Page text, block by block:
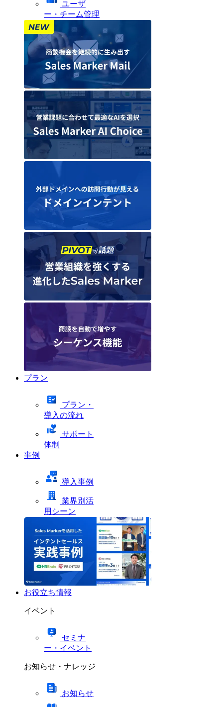
ユーザ
ー・チーム管理
プラン
プラン・
導入の流れ
サポート
体制
事例
導入事例
業界別活
用シーン
お役立ち情報
イベント
セミナ
ー・イベント
お知らせ・ナレッジ
お知らせ